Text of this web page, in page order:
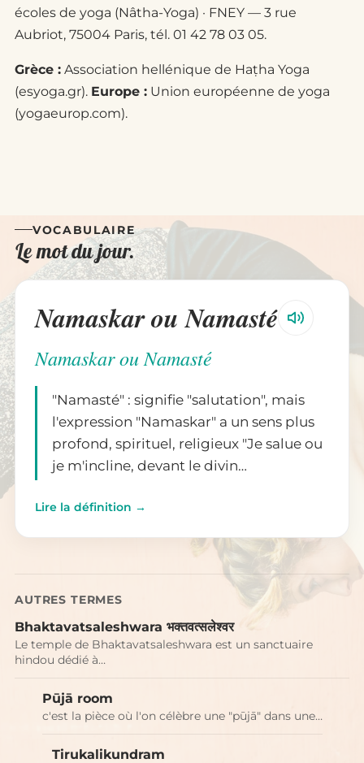
écoles de yoga (Nâtha-Yoga) · FNEY — 3 rue
Aubriot, 75004 Paris, tél. 01 42 78 03 05.
Grèce : Association hellénique de Haṭha Yoga
(esyoga.gr). Europe : Union européenne de yoga
(yogaeurop.com).
VOCABULAIRE
Le mot du jour.
Namaskar ou Namasté
Namaskar ou Namasté
"Namasté" : signifie "salutation", mais
l'expression "Namaskar" a un sens plus
profond, spirituel, religieux "Je salue ou
je m'incline, devant le divin…
Lire la définition →
AUTRES TERMES
Bhaktavatsaleshwara भक्तवत्सलेश्वर
Le temple de Bhaktavatsaleshwara est un sanctuaire
hindou dédié à…
Pūjā room
c'est la pièce où l'on célèbre une "pūjā" dans une…
Tirukalikundram